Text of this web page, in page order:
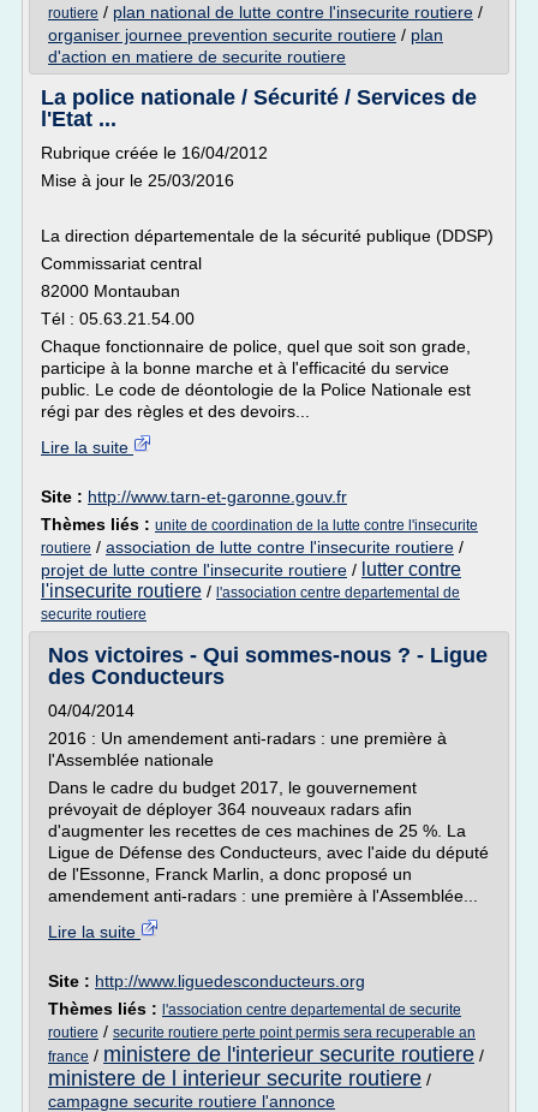
routiere / plan national de lutte contre l'insecurite routiere /
organiser journee prevention securite routiere / plan
d'action en matiere de securite routiere
La police nationale / Sécurité / Services de
l'Etat ...
Rubrique créée le 16/04/2012
Mise à jour le 25/03/2016
La direction départementale de la sécurité publique (DDSP)
Commissariat central
82000 Montauban
Tél : 05.63.21.54.00
Chaque fonctionnaire de police, quel que soit son grade,
participe à la bonne marche et à l'efficacité du service
public. Le code de déontologie de la Police Nationale est
régi par des règles et des devoirs...
Lire la suite
Site : http://www.tarn-et-garonne.gouv.fr
Thèmes liés : unite de coordination de la lutte contre l'insecurite
routiere / association de lutte contre l'insecurite routiere /
projet de lutte contre l'insecurite routiere / lutter contre
l'insecurite routiere / l'association centre departemental de
securite routiere
Nos victoires - Qui sommes-nous ? - Ligue
des Conducteurs
04/04/2014
2016 : Un amendement anti-radars : une première à
l'Assemblée nationale
Dans le cadre du budget 2017, le gouvernement
prévoyait de déployer 364 nouveaux radars afin
d'augmenter les recettes de ces machines de 25 %. La
Ligue de Défense des Conducteurs, avec l'aide du député
de l'Essonne, Franck Marlin, a donc proposé un
amendement anti-radars : une première à l'Assemblée...
Lire la suite
Site : http://www.liguedesconducteurs.org
Thèmes liés : l'association centre departemental de securite
routiere / securite routiere perte point permis sera recuperable an
france / ministere de l'interieur securite routiere /
ministere de l interieur securite routiere /
campagne securite routiere l'annonce